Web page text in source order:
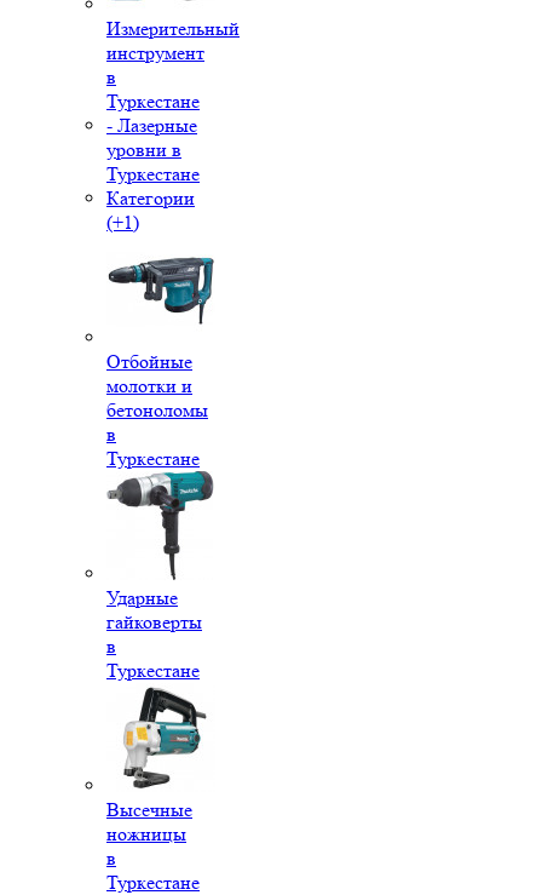
Измерительный
инструмент
в
Туркестане
- Лазерные
уровни в
Туркестане
Категории
(+1)
Отбойные
молотки и
бетоноломы
в
Туркестане
Ударные
гайковерты
в
Туркестане
Высечные
ножницы
в
Туркестане